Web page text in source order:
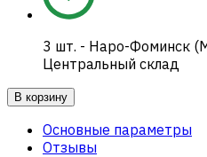
3 шт. - Наро-Фоминск
Центральный склад
В корзину
Основные параметры
Отзывы